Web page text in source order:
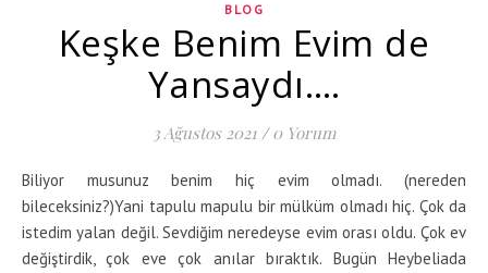
BLOG
Keşke Benim Evim de
Yansaydı….
3 Ağustos 2021 / 0 Yorum
Biliyor musunuz benim hiç evim olmadı. (nereden
bileceksiniz?)Yani tapulu mapulu bir mülküm olmadı hiç. Çok da
istedim yalan değil. Sevdiğim neredeyse evim orası oldu. Çok ev
değiştirdik, çok eve çok anılar bıraktık. Bugün Heybeliada